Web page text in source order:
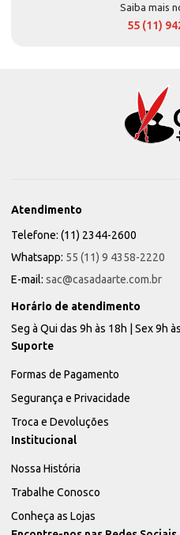
Saiba mais
55 (11)
Atendimento
Telefone: (11) 2344-2600
Whatsapp: 55 (11) 9 4358-2220
E-mail: sac@casadaarte.com.br
Horário de atendimento
Seg à Qui das 9h às 18h | Sex 9h
Suporte
Formas de Pagamento
Segurança e Privacidade
Troca e Devoluções
Institucional
Nossa História
Trabalhe Conosco
Conheça as Lojas